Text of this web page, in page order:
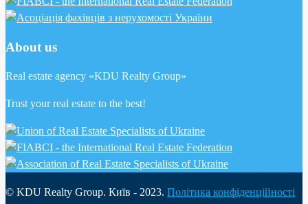
About us
Real estate agency «KDU Realty Group»
Trust your real estate to the best!
© KDU Realty Group. Київ - 2023. Політика конфіденційності